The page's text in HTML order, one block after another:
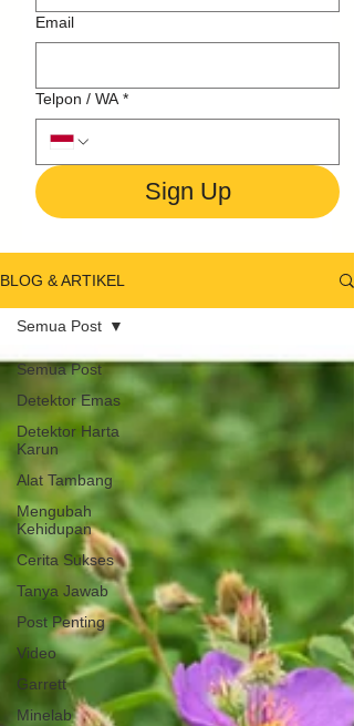
Email
Telpon / WA *
Sign Up
BLOG & ARTIKEL
Semua Post
Detektor Emas
Detektor Harta
Karun
Alat Tambang
Mengubah
Kehidupan
Cerita Sukses
Tanya Jawab
Post Penting
Video
Garrett
Minelab
Semua Post